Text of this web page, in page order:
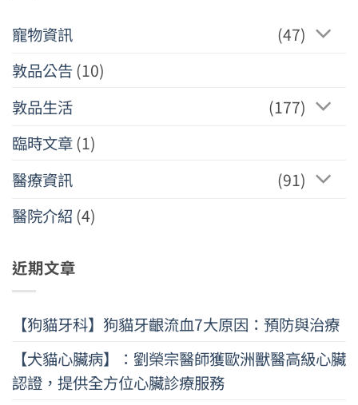
寵物資訊
(47)
敦品公告(10)
敦品生活
(177)
臨時文章(1)
醫療資訊
(91)
醫院介紹 (4)
近期文章
【狗貓牙科】狗貓牙齦流血7大原因：預防與治療
【犬貓心臟病】：劉榮宗醫師獲歐洲獸醫高級心臟
認證，提供全方位心臟診療服務